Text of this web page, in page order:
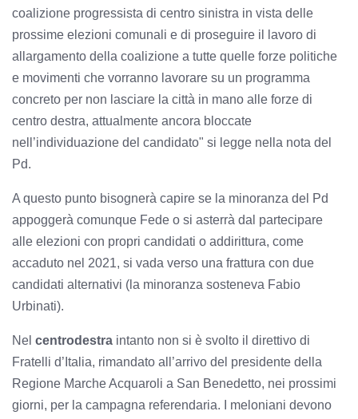
coalizione progressista di centro sinistra in vista delle
prossime elezioni comunali e di proseguire il lavoro di
allargamento della coalizione a tutte quelle forze politiche
e movimenti che vorranno lavorare su un programma
concreto per non lasciare la città in mano alle forze di
centro destra, attualmente ancora bloccate
nell’individuazione del candidato" si legge nella nota del
Pd.
A questo punto bisognerà capire se la minoranza del Pd
appoggerà comunque Fede o si asterrà dal partecipare
alle elezioni con propri candidati o addirittura, come
accaduto nel 2021, si vada verso una frattura con due
candidati alternativi (la minoranza sosteneva Fabio
Urbinati).
Nel centrodestra intanto non si è svolto il direttivo di
Fratelli d’Italia, rimandato all’arrivo del presidente della
Regione Marche Acquaroli a San Benedetto, nei prossimi
giorni, per la campagna referendaria. I meloniani devono